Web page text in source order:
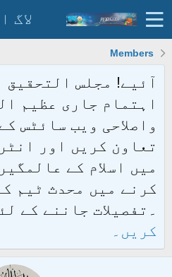
لاگ
Members
آئیے! مجلس التحقیق
اہتمام جاری عظیم
واصلاحی ویب سائٹس
تعاون کریں اور
میں اسلام کے
کرنے میں محدث ٹیم
۔تفصیلات جاننے کے
کریں۔